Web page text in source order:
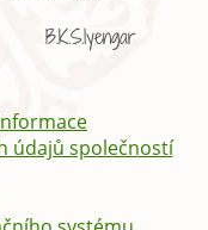
B.K.S.Iyengar
údajů společností